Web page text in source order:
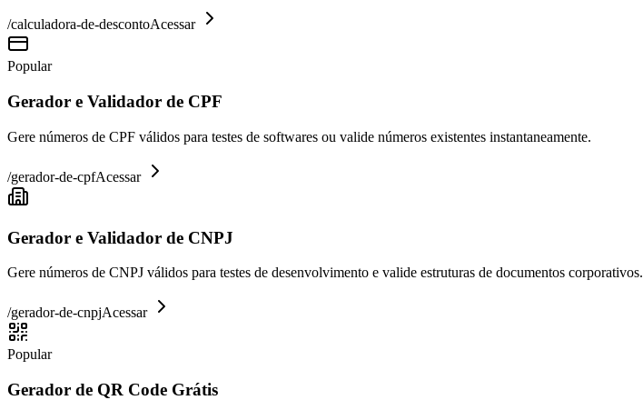
/calculadora-de-descontoAcessar
Popular
Gerador e Validador de CPF
Gere números de CPF válidos para testes de softwares ou valide números existentes instantaneamente.
/gerador-de-cpfAcessar
Gerador e Validador de CNPJ
Gere números de CNPJ válidos para testes de desenvolvimento e valide estruturas de documentos corporativos.
/gerador-de-cnpjAcessar
Popular
Gerador de QR Code Grátis